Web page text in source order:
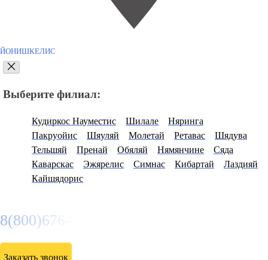
ЙОНИШКЕЛИС
Выберите филиал:
Кудиркос Науместис Шилале
Няринга
Пакруойис
Шяуляй Молетай Ретавас
Шядува
Тельшяй
Пренай Обяляй Нямянчине
Сяда
Каварскас
Эжярелис Симнас Кибартай
Лаздияй
Кайшядорис
8(800)6764935
Заказать звонок